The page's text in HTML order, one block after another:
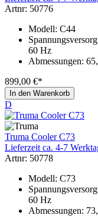
Artnr: 50776
Modell: C44
60 Hz
Abmessungen:
899,00 €*
In den Warenkorb
D
Truma Cooler C73
Lieferzeit ca. 4-7
Artnr: 50778
Modell: C73
60 Hz
Abmessungen: